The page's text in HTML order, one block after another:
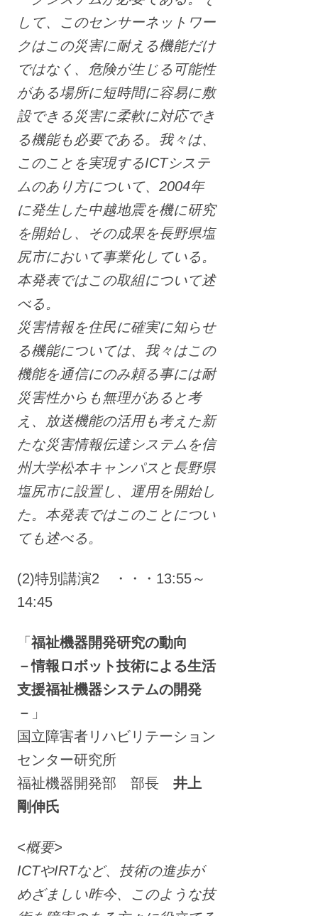
して、このセンサーネットワー
クはこの災害に耐える機能だけ
ではなく、危険が生じる可能性
がある場所に短時間に容易に敷
設できる災害に柔軟に対応でき
る機能も必要である。我々は、
このことを実現するICTシステ
ムのあり方について、2004年
に発生した中越地震を機に研究
を開始し、その成果を長野県塩
尻市において事業化している。
本発表ではこの取組について述
べる。
災害情報を住民に確実に知らせ
る機能については、我々はこの
機能を通信にのみ頼る事には耐
災害性からも無理があると考
え、放送機能の活用も考えた新
たな災害情報伝達システムを信
州大学松本キャンパスと長野県
塩尻市に設置し、運用を開始し
た。本発表ではこのことについ
ても述べる。
(2)特別講演2 ・・・13:55～
14:45
「福祉機器開発研究の動向
－情報ロボット技術による生活
支援福祉機器システムの開発
－ 」
国立障害者リハビリテーション
センター研究所
福祉機器開発部 部長 井上
剛伸氏
<概要>
ICTやIRTなど、技術の進歩が
めざましい昨今、このような技